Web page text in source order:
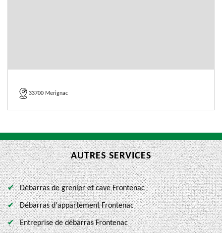
33700 Merignac
AUTRES SERVICES
Débarras de grenier et cave Frontenac
Débarras d'appartement Frontenac
Entreprise de débarras Frontenac